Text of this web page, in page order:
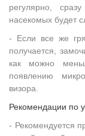
регулярно,
насекомых будет
- Если все же
получается,
как можно
появлению
визора.
Рекомендации по
- Рекомендуется